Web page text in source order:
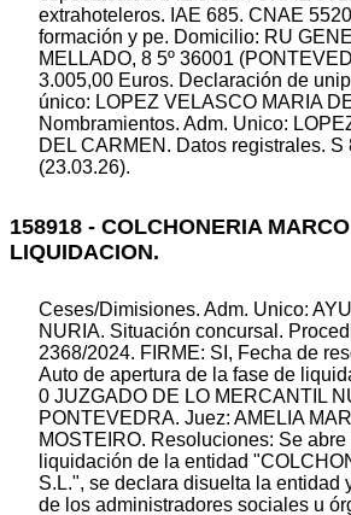
extrahoteleros. IAE 685. CNAE
formación y pe. Domicilio: RU
MELLADO, 8 5º 36001
3.005,00 Euros. Declaración de
único: LOPEZ VELASCO MARIA
Nombramientos. Adm. Unico:
DEL CARMEN. Datos registrales. S
(23.03.26).
158918 - COLCHONERIA
LIQUIDACION.
Ceses/Dimisiones. Adm. Unico:
NURIA. Situación concursal.
2368/2024. FIRME: SI, Fecha de
Auto de apertura de la fase de
0 JUZGADO DE LO MERCANTIL
PONTEVEDRA. Juez: AMELIA
MOSTEIRO. Resoluciones: Se
liquidación de la entidad
S.L.", se declara disuelta la entidad
de los administradores sociales u